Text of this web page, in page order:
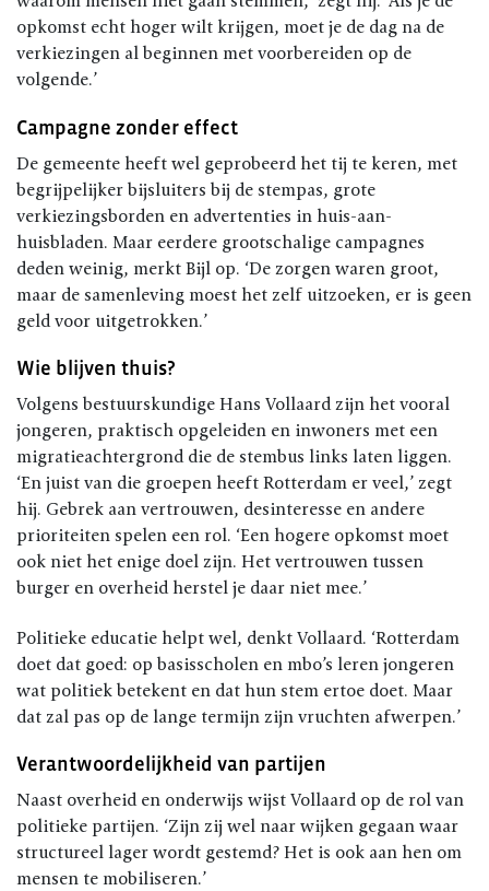
opkomst echt hoger wilt krijgen, moet je de dag na de
verkiezingen al beginnen met voorbereiden op de
volgende.’
Campagne zonder effect
De gemeente heeft wel geprobeerd het tij te keren, met
begrijpelijker bijsluiters bij de stempas, grote
verkiezingsborden en advertenties in huis-aan-
huisbladen. Maar eerdere grootschalige campagnes
deden weinig, merkt Bijl op. ‘De zorgen waren groot,
maar de samenleving moest het zelf uitzoeken, er is geen
geld voor uitgetrokken.’
Wie blijven thuis?
Volgens bestuurskundige Hans Vollaard zijn het vooral
jongeren, praktisch opgeleiden en inwoners met een
migratieachtergrond die de stembus links laten liggen.
‘En juist van die groepen heeft Rotterdam er veel,’ zegt
hij. Gebrek aan vertrouwen, desinteresse en andere
prioriteiten spelen een rol. ‘Een hogere opkomst moet
ook niet het enige doel zijn. Het vertrouwen tussen
burger en overheid herstel je daar niet mee.’
Politieke educatie helpt wel, denkt Vollaard. ‘Rotterdam
doet dat goed: op basisscholen en mbo’s leren jongeren
wat politiek betekent en dat hun stem ertoe doet. Maar
dat zal pas op de lange termijn zijn vruchten afwerpen.’
Verantwoordelijkheid van partijen
Naast overheid en onderwijs wijst Vollaard op de rol van
politieke partijen. ‘Zijn zij wel naar wijken gegaan waar
structureel lager wordt gestemd? Het is ook aan hen om
mensen te mobiliseren.’